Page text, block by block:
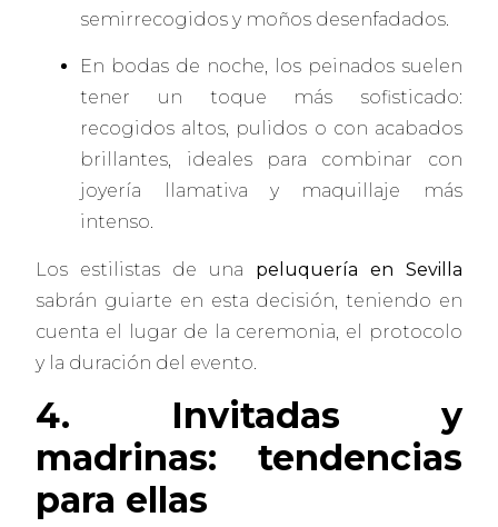
semirrecogidos y moños desenfadados.
En bodas de noche, los peinados suelen
tener un toque más sofisticado:
recogidos altos, pulidos o con acabados
brillantes, ideales para combinar con
joyería llamativa y maquillaje más
intenso.
Los estilistas de una peluquería en Sevilla
sabrán guiarte en esta decisión, teniendo en
cuenta el lugar de la ceremonia, el protocolo
y la duración del evento.
4. Invitadas y
madrinas: tendencias
para ellas